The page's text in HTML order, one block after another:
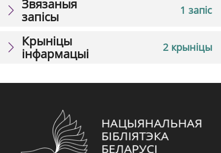
1 запіс
Звязаныя
запісы
2 крыніцы
Крыніцы
інфармацыі